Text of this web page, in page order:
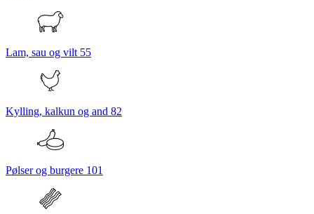
Lam, sau og vilt 55
Kylling, kalkun og and 82
Pølser og burgere 101